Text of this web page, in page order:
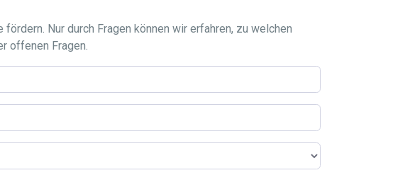
Nur durch Fragen können wir erfahren, zu welchen
offenen Fragen.